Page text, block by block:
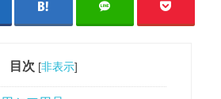
目次 [非表示]